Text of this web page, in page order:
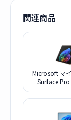
関連商品
Microsoft マ
Surface
73304